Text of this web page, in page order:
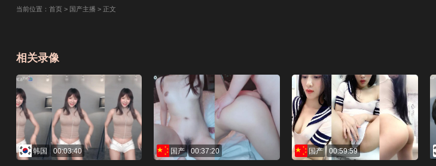
当前位置： 首页 > 国产主播 > 正文
相关录像
韩国 00:03:40 国产 00:37:20 国产 00:59:59